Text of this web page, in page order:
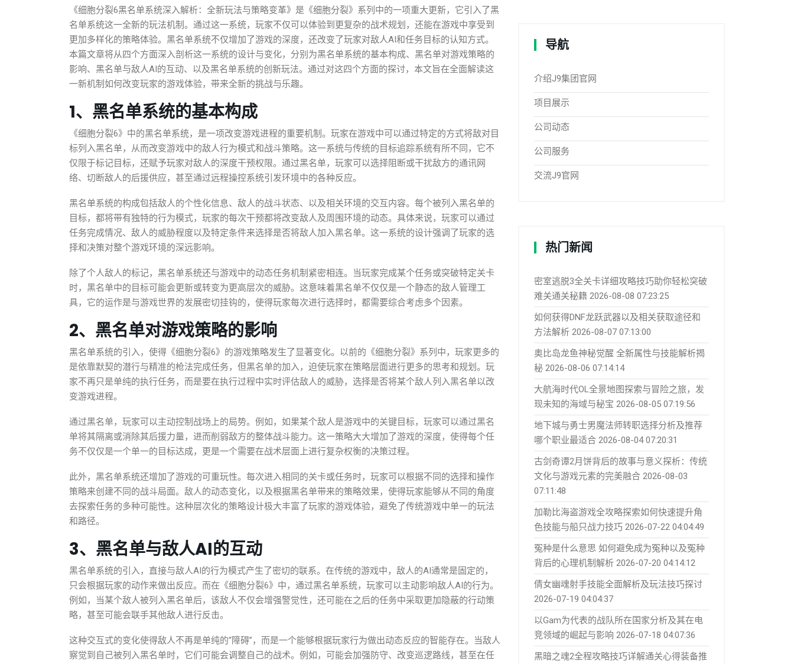
《细胞分裂6黑名单系统深入解析：全新玩法与策略变革》是《细胞分裂》系列中的一项重大更新，它引入了黑
名单系统这一全新的玩法机制。通过这一系统，玩家不仅可以体验到更复杂的战术规划，还能在游戏中享受到
更加多样化的策略体验。黑名单系统不仅增加了游戏的深度，还改变了玩家对敌人AI和任务目标的认知方式。
本篇文章将从四个方面深入剖析这一系统的设计与变化，分别为黑名单系统的基本构成、黑名单对游戏策略的
影响、黑名单与敌人AI的互动、以及黑名单系统的创新玩法。通过对这四个方面的探讨，本文旨在全面解读这
一新机制如何改变玩家的游戏体验，带来全新的挑战与乐趣。
1、黑名单系统的基本构成
《细胞分裂6》中的黑名单系统，是一项改变游戏进程的重要机制。玩家在游戏中可以通过特定的方式将敌对目
标列入黑名单，从而改变游戏中的敌人行为模式和战斗策略。这一系统与传统的目标追踪系统有所不同，它不
仅限于标记目标，还赋予玩家对敌人的深度干预权限。通过黑名单，玩家可以选择阻断或干扰敌方的通讯网
络、切断敌人的后援供应，甚至通过远程操控系统引发环境中的各种反应。
黑名单系统的构成包括敌人的个性化信息、敌人的战斗状态、以及相关环境的交互内容。每个被列入黑名单的
目标，都将带有独特的行为模式，玩家的每次干预都将改变敌人及周围环境的动态。具体来说，玩家可以通过
任务完成情况、敌人的威胁程度以及特定条件来选择是否将敌人加入黑名单。这一系统的设计强调了玩家的选
择和决策对整个游戏环境的深远影响。
除了个人敌人的标记，黑名单系统还与游戏中的动态任务机制紧密相连。当玩家完成某个任务或突破特定关卡
时，黑名单中的目标可能会更新或转变为更高层次的威胁。这意味着黑名单不仅仅是一个静态的敌人管理工
具，它的运作是与游戏世界的发展密切挂钩的，使得玩家每次进行选择时，都需要综合考虑多个因素。
2、黑名单对游戏策略的影响
黑名单系统的引入，使得《细胞分裂6》的游戏策略发生了显著变化。以前的《细胞分裂》系列中，玩家更多的
是依靠默契的潜行与精准的枪法完成任务，但黑名单的加入，迫使玩家在策略层面进行更多的思考和规划。玩
家不再只是单纯的执行任务，而是要在执行过程中实时评估敌人的威胁，选择是否将某个敌人列入黑名单以改
变游戏进程。
通过黑名单，玩家可以主动控制战场上的局势。例如，如果某个敌人是游戏中的关键目标，玩家可以通过黑名
单将其隔离或消除其后援力量，进而削弱敌方的整体战斗能力。这一策略大大增加了游戏的深度，使得每个任
务不仅仅是一个单一的目标达成，更是一个需要在战术层面上进行复杂权衡的决策过程。
此外，黑名单系统还增加了游戏的可重玩性。每次进入相同的关卡或任务时，玩家可以根据不同的选择和操作
策略来创建不同的战斗局面。敌人的动态变化，以及根据黑名单带来的策略效果，使得玩家能够从不同的角度
去探索任务的多种可能性。这种层次化的策略设计极大丰富了玩家的游戏体验，避免了传统游戏中单一的玩法
和路径。
3、黑名单与敌人AI的互动
黑名单系统的引入，直接与敌人AI的行为模式产生了密切的联系。在传统的游戏中，敌人的AI通常是固定的，
只会根据玩家的动作来做出反应。而在《细胞分裂6》中，通过黑名单系统，玩家可以主动影响敌人AI的行为。
例如，当某个敌人被列入黑名单后，该敌人不仅会增强警觉性，还可能在之后的任务中采取更加隐蔽的行动策
略，甚至可能会联手其他敌人进行反击。
这种交互式的变化使得敌人不再是单纯的“障碍”，而是一个能够根据玩家行为做出动态反应的智能存在。当敌人
察觉到自己被列入黑名单时，它们可能会调整自己的战术。例如，可能会加强防守、改变巡逻路线，甚至在任
导航
介绍J9集团官网
项目展示
公司动态
公司服务
交流J9官网
热门新闻
密室逃脱3全关卡详细攻略技巧助你轻松突破
难关通关秘籍 2026-08-08 07:23:25
如何获得DNF龙跃武器以及相关获取途径和
方法解析 2026-08-07 07:13:00
奥比岛龙鱼神秘觉醒 全新属性与技能解析揭
秘 2026-08-06 07:14:14
大航海时代OL全景地图探索与冒险之旅，发
现未知的海域与秘宝 2026-08-05 07:19:56
地下城与勇士男魔法师转职选择分析及推荐
哪个职业最适合 2026-08-04 07:20:31
古剑奇谭2月饼背后的故事与意义探析：传统
文化与游戏元素的完美融合 2026-08-03
07:11:48
加勒比海盗游戏全攻略探索如何快速提升角
色技能与船只战力技巧 2026-07-22 04:04:49
冤种是什么意思 如何避免成为冤种以及冤种
背后的心理机制解析 2026-07-20 04:14:12
倩女幽魂射手技能全面解析及玩法技巧探讨
2026-07-19 04:04:37
以Gam为代表的战队所在国家分析及其在电
竞领域的崛起与影响 2026-07-18 04:07:36
黑暗之魂2全程攻略技巧详解通关心得装备推